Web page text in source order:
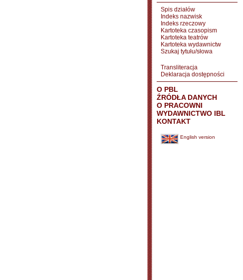
Spis działów
Indeks nazwisk
Indeks rzeczowy
Kartoteka czasopism
Kartoteka teatrów
Kartoteka wydawnictw
Szukaj tytułu/słowa
Transliteracja
Deklaracja dostępności
O PBL
ŹRÓDŁA DANYCH
O PRACOWNI
WYDAWNICTWO IBL
KONTAKT
English version